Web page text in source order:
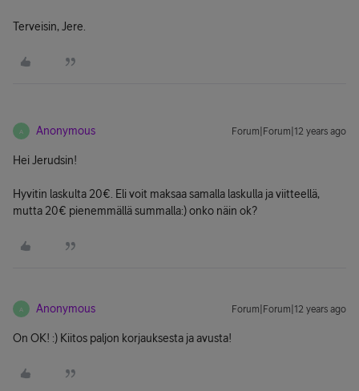
Terveisin, Jere.
A Anonymous Forum|Forum|12 years ago
Hei Jerudsin!
Hyvitin laskulta 20€. Eli voit maksaa samalla laskulla ja viitteellä,
mutta 20€ pienemmällä summalla:) onko näin ok?
A Anonymous Forum|Forum|12 years ago
On OK! :) Kiitos paljon korjauksesta ja avusta!